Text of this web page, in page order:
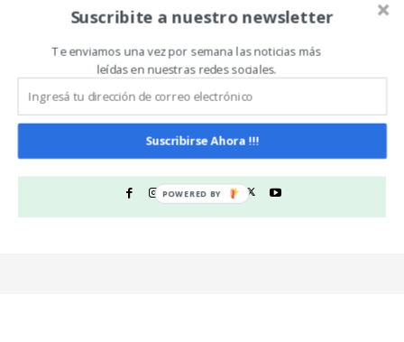
nivel de emisión de
carbono cero”
Noticias De Campo
https://www.noticiasdecampo.com/
Todas las Noticias de Campo en un sólo lugar.
Suscribite a nuestro newsletter
Te enviamos una vez por semana las noticias más
leídas en nuestras redes sociales.
Suscribirse Ahora !!!